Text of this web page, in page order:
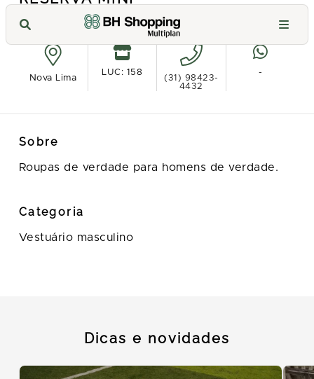
Ver no mapa
Nova Lima
LUC: 158
(31) 98423-
4432
-
Sobre
Roupas de verdade para homens de verdade.
Categoria
Vestuário masculino
Dicas e novidades